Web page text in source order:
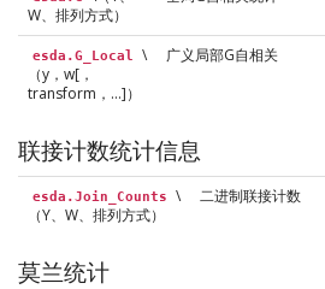
W、排列方式）
esda.G_Local
\
（y，w[，
transform，…]）
广义局部G自相关
联接计数统计信息
esda.Join_Counts
\
（Y、W、排列方式）
二进制联接计数
莫兰统计